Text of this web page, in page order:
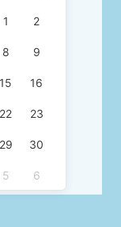
1 2
8 9
15 16
22 23
29 30
5 6